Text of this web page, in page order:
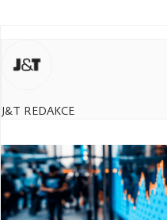
J&T REDAKCE